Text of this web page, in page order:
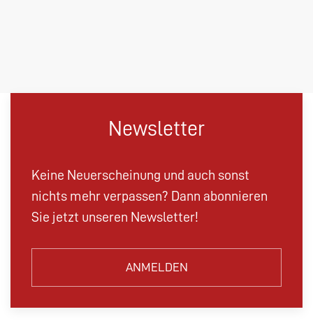
Newsletter
Keine Neuerscheinung und auch sonst
nichts mehr verpassen? Dann abonnieren
Sie jetzt unseren Newsletter!
ANMELDEN